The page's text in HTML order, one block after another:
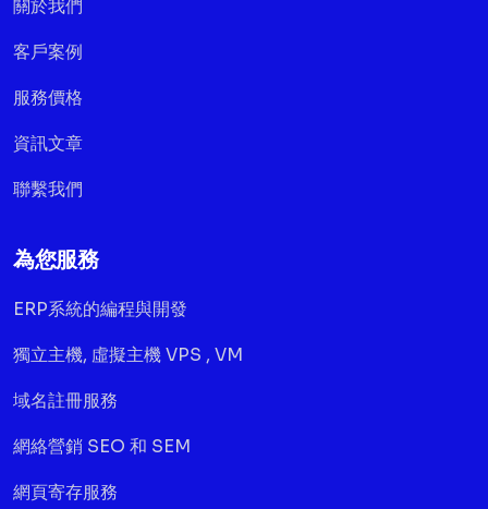
關於我們
客戶案例
服務價格
資訊文章
聯繫我們
為您服務
ERP系統的編程與開發
獨立主機, 虛擬主機 VPS , VM
域名註冊服務
網絡營銷 SEO 和 SEM
網頁寄存服務